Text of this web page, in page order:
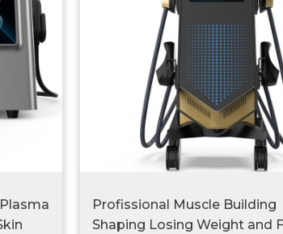
Profissional Muscle Building
Shaping Losing Weight and